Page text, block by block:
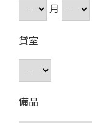
月
貸室
備品